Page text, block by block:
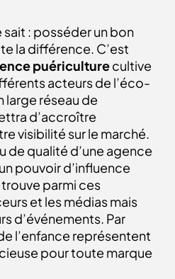
: posséder un bon
la différence. C’est
puériculturecultive
acteurs de l’éco-
large réseau de
d’accroître
visibilité sur le marché.
de qualité d’une agence
pouvoir d’influence
parmi ces
et les médias mais
d’événements. Par
l’enfance représentent
pour toute marque